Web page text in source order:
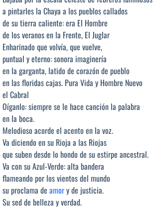
a pintarles la Chaya a los pueblos callados
de su tierra caliente: era El Hombre
de los veranos en la Frente, El Juglar
Enharinado que volvía, que vuelve,
puntual y eterno: sonora imaginería
en la garganta, latido de corazón de pueblo
en las floridas cajas. Pura Vida y Hombre Nuevo
el Cabral
Oíganlo: siempre se le hace canción la palabra
en la boca.
Melodioso acorde el acento en la voz.
Va diciendo en su Rioja a las Riojas
que suben desde lo hondo de su estirpe ancestral.
Va con su Azul-Verde: alta bandera
flameando por los vientos del mundo
su proclama de amory de justicia.
Su sed de belleza y verdad.